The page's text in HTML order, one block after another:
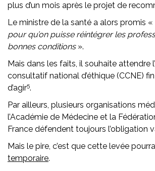
plus d’un mois après le projet de
Le ministre de la santé a alors promis «
pour qu’on puisse réintégrer les
bonnes conditions».
Mais dans les faits, il souhaite attendre
consultatif national d’éthique (CCNE)
d’agir5.
Par ailleurs, plusieurs organisations
l’Académie de Médecine et la
France défendent toujours l’obligation
Mais le pire, c’est que cette levée
temporaire.